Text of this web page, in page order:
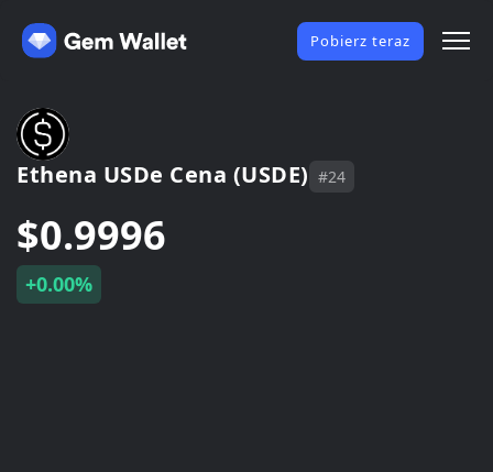
Pobierz teraz
Ethena USDe Cena (USDE) #24
$0.9996
+0.00%